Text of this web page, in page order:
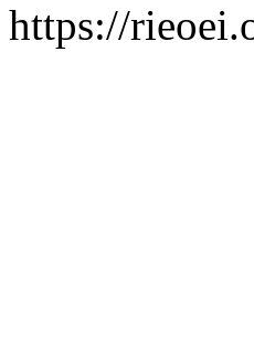
https://